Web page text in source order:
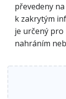
převedeny
k zakrytým
je určený pro
nahráním